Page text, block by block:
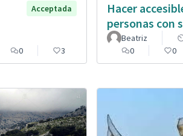
Acceptada
0 3
Hacer
personas con
Beatriz
0
0